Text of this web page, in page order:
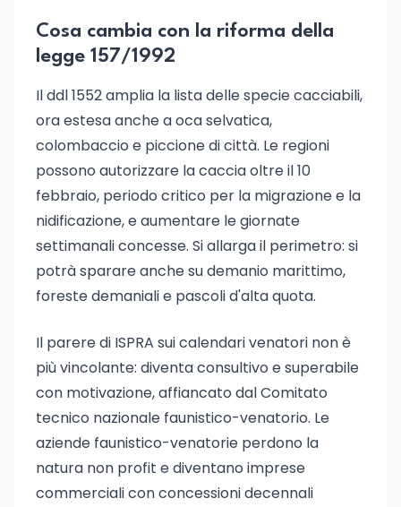
Cosa cambia con la riforma della
legge 157/1992
Il ddl 1552 amplia la lista delle specie cacciabili,
ora estesa anche a oca selvatica,
colombaccio e piccione di città. Le regioni
possono autorizzare la caccia oltre il 10
febbraio, periodo critico per la migrazione e la
nidificazione, e aumentare le giornate
settimanali concesse. Si allarga il perimetro: si
potrà sparare anche su demanio marittimo,
foreste demaniali e pascoli d'alta quota.
Il parere di ISPRA sui calendari venatori non è
più vincolante: diventa consultivo e superabile
con motivazione, affiancato dal Comitato
tecnico nazionale faunistico-venatorio. Le
aziende faunistico-venatorie perdono la
natura non profit e diventano imprese
commerciali con concessioni decennali